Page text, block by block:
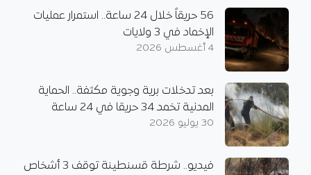
56 حريقاً خلال 24 ساعة.. استمرار عمليات
الإخماد في 3 ولايات
4 أغسطس 2026
بعد تدخلات برية وجوية مكثفة.. الحماية
المدنية تخمد 34 حريقا في 24 ساعة
30 يوليو 2026
فيديو.. شرطة قسنطينة توقف 3 أشخاص